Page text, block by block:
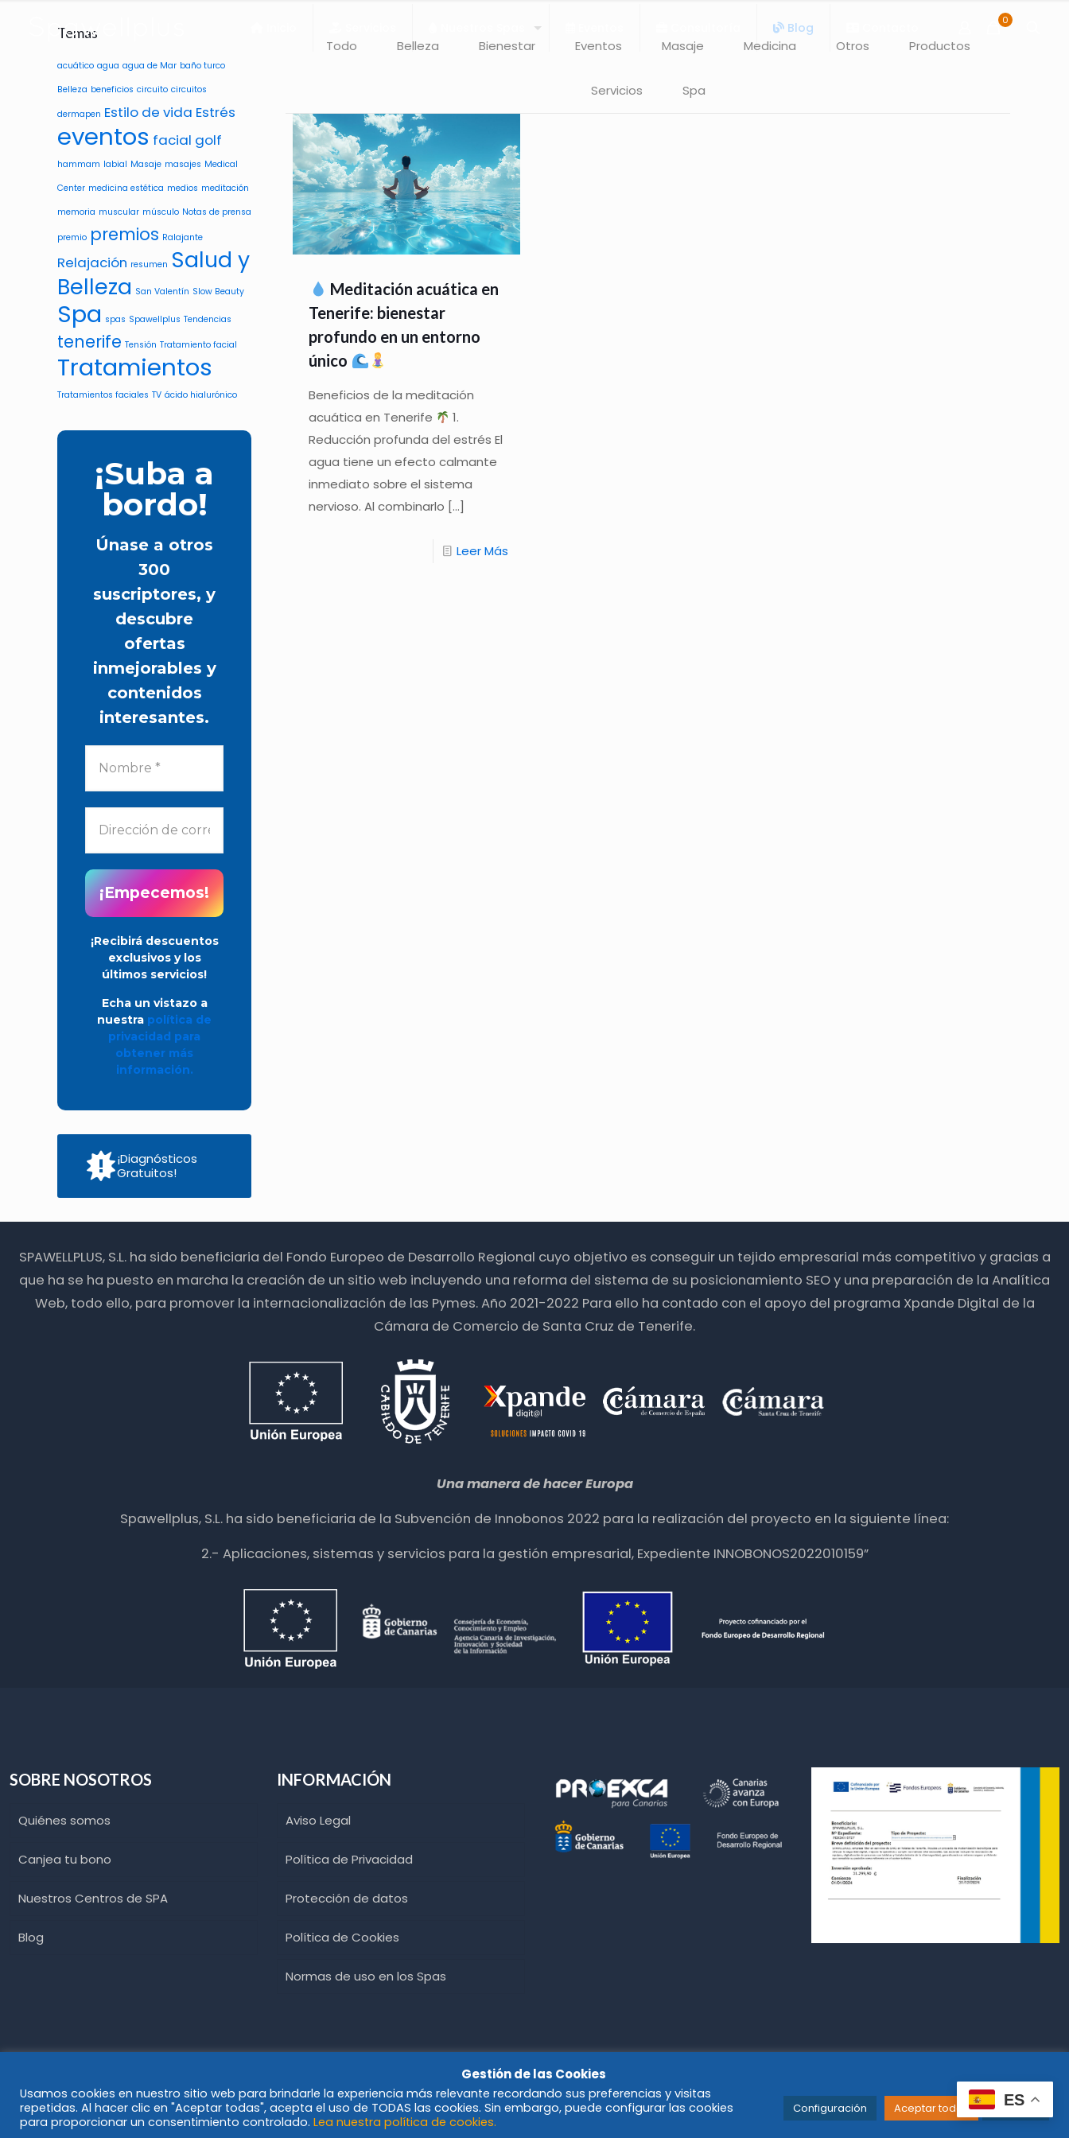
Blog 0
Todo Belleza Bienestar Eventos Masaje Medicina Otros Productos
Servicios Spa
Meditación acuática en
Tenerife: bienestar
profundo en un entorno
único
Beneficios de la meditación
acuática en Tenerife
1.
Reducción profunda del estrés El
agua tiene un efecto calmante
inmediato sobre el sistema
nervioso. Al combinarlo […]
Leer Más
Temas
acuático agua agua de Mar baño turco
Belleza beneficios circuito circuitos
dermapen Estilo de vida Estrés
eventos facial golf
hammam labial Masaje masajes Medical
Center medicina estética medios meditación
memoria muscular músculo Notas de prensa
premio premios Ralajante
Relajación resumen Salud y
Belleza San Valentín Slow Beauty
Spa spas Spawellplus Tendencias
tenerife Tensión Tratamiento facial
Tratamientos
Tratamientos faciales TV ácido hialurónico
¡Suba a
bordo!
Únase a otros
300
suscriptores, y
descubre
ofertas
inmejorables y
contenidos
interesantes.
¡Recibirá descuentos
exclusivos y los
últimos servicios!
Echa un vistazo a
nuestra política de
privacidad para
obtener más
información.
¡Diagnósticos
Gratuitos!
SPAWELLPLUS, S.L. ha sido beneficiaria del Fondo Europeo de Desarrollo Regional cuyo objetivo es conseguir un tejido empresarial más competitivo y gracias a
que ha se ha puesto en marcha la creación de un sitio web incluyendo una reforma del sistema de su posicionamiento SEO y una preparación de la Analítica
Web, todo ello, para promover la internacionalización de las Pymes. Año 2021-2022 Para ello ha contado con el apoyo del programa Xpande Digital de la
Cámara de Comercio de Santa Cruz de Tenerife.
Una manera de hacer Europa
Spawellplus, S.L. ha sido beneficiaria de la Subvención de Innobonos 2022 para la realización del proyecto en la siguiente línea:
2.- Aplicaciones, sistemas y servicios para la gestión empresarial, Expediente INNOBONOS2022010159”
SOBRE NOSOTROS
Quiénes somos
Canjea tu bono
Nuestros Centros de SPA
Blog
INFORMACIÓN
Aviso Legal
Política de Privacidad
Protección de datos
Política de Cookies
Normas de uso en los Spas
© Spawellplus 2023
Gestión de las Cookies
Usamos cookies en nuestro sitio web para brindarle la experiencia más relevante recordando sus preferencias y visitas
repetidas. Al hacer clic en "Aceptar todas", acepta el uso de TODAS las cookies. Sin embargo, puede configurar las cookies
para proporcionar un consentimiento controlado. Lea nuestra política de cookies.
Configuración Aceptar todas Leer más
ES